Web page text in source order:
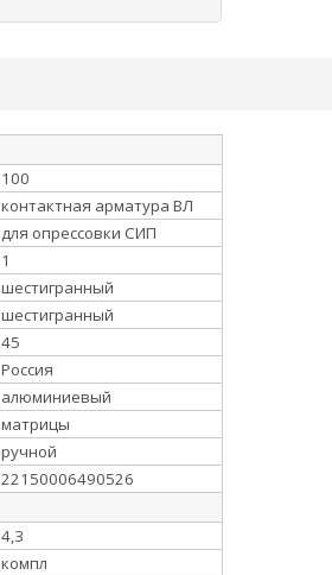
100
контактная арматура ВЛ
для опрессовки СИП
1
шестигранный
шестигранный
45
Россия
алюминиевый
матрицы
ручной
22150006490526
4,3
компл